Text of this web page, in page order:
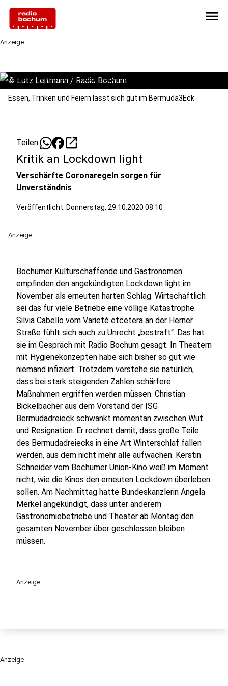
menu
Anzeige
© Lutz Leitmann / Radio Bochum
Essen, Trinken und Feiern lässt sich gut im Bermuda3Eck
Teilen: open_in_new
Kritik an Lockdown light
Verschärfte Coronaregeln sorgen für
Unverständnis
Veröffentlicht: Donnerstag, 29.10.2020 08:10
Anzeige
Bochumer Kulturschaffende und Gastronomen
empfinden den angekündigten Lockdown light im
November als erneuten harten Schlag. Wirtschaftlich
sei das für viele Betriebe eine völlige Katastrophe.
Silvia Cabello vom Varieté etcetera an der Herner
Straße fühlt sich auch zu Unrecht „bestraft“. Das hat
sie im Gespräch mit Radio Bochum gesagt. In Theatern
mit Hygienekonzepten habe sich bisher so gut wie
niemand infiziert. Trotzdem verstehe sie natürlich,
dass bei stark steigenden Zahlen schärfere
Maßnahmen ergriffen werden müssen. Christian
Bickelbacher aus dem Vorstand der ISG
Bermudadreieck schwankt momentan zwischen Wut
und Resignation. Er rechnet damit, dass große Teile
des Bermudadreiecks in eine Art Winterschlaf fallen
werden, aus dem nicht mehr alle aufwachen. Kerstin
Schneider vom Bochumer Union-Kino weiß im Moment
nicht, wie die Kinos den erneuten Lockdown überleben
sollen. Am Nachmittag hatte Bundeskanzlerin Angela
Merkel angekündigt, dass unter anderem
Gastronomiebetriebe und Theater ab Montag den
gesamten November über geschlossen bleiben
müssen.
Anzeige
Anzeige